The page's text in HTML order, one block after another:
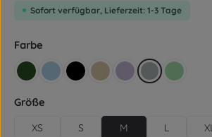
Sofort verfügbar, Lieferzeit: 1-3 Tage
Farbe
retro grün
hellblauschwarzbeigelila grau mintgrün
Größe
XS S M L XL